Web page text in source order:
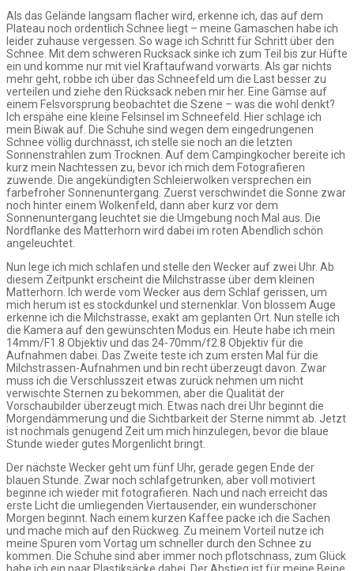
Als das Gelände langsam flacher wird, erkenne ich, das auf dem
Plateau noch ordentlich Schnee liegt – meine Gamaschen habe ich
leider zuhause vergessen. So wage ich Schritt für Schritt über den
Schnee. Mit dem schweren Rucksack sinke ich zum Teil bis zur Hüfte
ein und komme nur mit viel Kraftaufwand vorwärts. Als gar nichts
mehr geht, robbe ich über das Schneefeld um die Last besser zu
verteilen und ziehe den Rücksack neben mir her. Eine Gämse auf
einem Felsvorsprung beobachtet die Szene – was die wohl denkt?
Ich erspähe eine kleine Felsinsel im Schneefeld. Hier schlage ich
mein Biwak auf. Die Schuhe sind wegen dem eingedrungenen
Schnee völlig durchnässt, ich stelle sie noch an die letzten
Sonnenstrahlen zum Trocknen. Auf dem Campingkocher bereite ich
kurz mein Nachtessen zu, bevor ich mich dem Fotografieren
zuwende. Die angekündigten Schleierwolken versprechen ein
farbefroher Sonnenuntergang. Zuerst verschwindet die Sonne zwar
noch hinter einem Wolkenfeld, dann aber kurz vor dem
Sonnenuntergang leuchtet sie die Umgebung noch Mal aus. Die
Nordflanke des Matterhorn wird dabei im roten Abendlich schön
angeleuchtet.
Nun lege ich mich schlafen und stelle den Wecker auf zwei Uhr. Ab
diesem Zeitpunkt erscheint die Milchstrasse über dem kleinen
Matterhorn. Ich werde vom Wecker aus dem Schlaf gerissen, um
mich herum ist es stockdunkel und sternenklar. Von blossem Auge
erkenne ich die Milchstrasse, exakt am geplanten Ort. Nun stelle ich
die Kamera auf den gewünschten Modus ein. Heute habe ich mein
14mm/F1.8 Objektiv und das 24-70mm/f2.8 Objektiv für die
Aufnahmen dabei. Das Zweite teste ich zum ersten Mal für die
Milchstrassen-Aufnahmen und bin recht überzeugt davon. Zwar
muss ich die Verschlusszeit etwas zurück nehmen um nicht
verwischte Sternen zu bekommen, aber die Qualität der
Vorschaubilder überzeugt mich. Etwas nach drei Uhr beginnt die
Morgendämmerung und die Sichtbarkeit der Sterne nimmt ab. Jetzt
ist nochmals genügend Zeit um mich hinzulegen, bevor die blaue
Stunde wieder gutes Morgenlicht bringt.
Der nächste Wecker geht um fünf Uhr, gerade gegen Ende der
blauen Stunde. Zwar noch schlafgetrunken, aber voll motiviert
beginne ich wieder mit fotografieren. Nach und nach erreicht das
erste Licht die umliegenden Viertausender, ein wunderschöner
Morgen beginnt. Nach einem kurzen Kaffee packe ich die Sachen
und mache mich auf den Rückweg. Zu meinem Vorteil nutze ich
meine Spuren vom Vortag um schneller durch den Schnee zu
kommen. Die Schuhe sind aber immer noch pflotschnass, zum Glück